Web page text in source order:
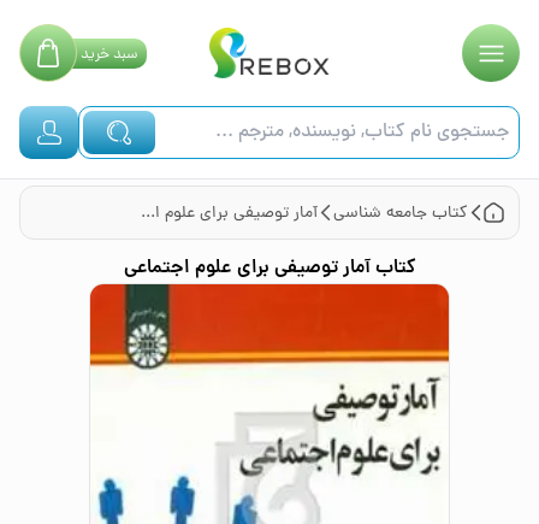
سبدخرید
کتابجامعه شناسی آمار توصیفی برای علوم اجتماعی
کتابآمار توصیفی برای علوم اجتماعی